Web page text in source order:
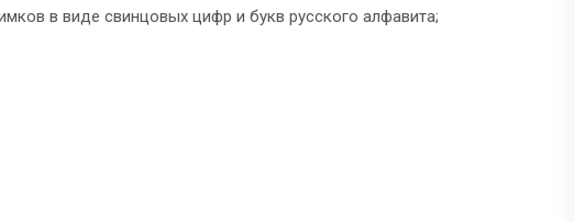
в виде свинцовых цифр и букв русского алфавита;